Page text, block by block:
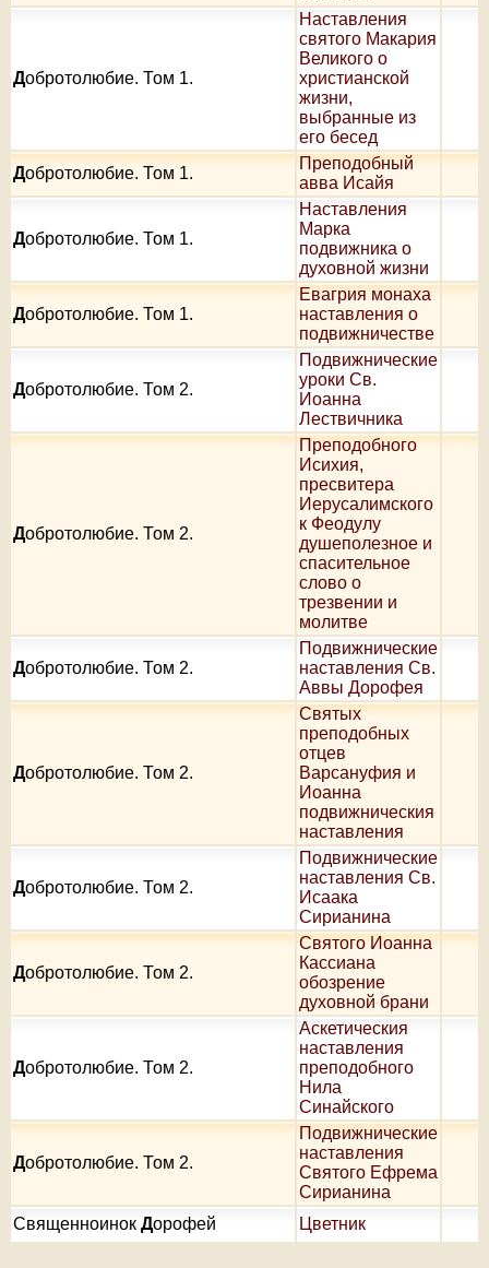
Добротолюбие. Том 1.
Наставления
святого Макария
Великого о
христианской
жизни,
выбранные из
его бесед
Добротолюбие. Том 1.
Преподобный
авва Исайя
Добротолюбие. Том 1.
Наставления
Марка
подвижника о
духовной жизни
Добротолюбие. Том 1.
Евагрия монаха
наставления о
подвижничестве
Добротолюбие. Том 2.
Подвижнические
уроки Св.
Иоанна
Лествичника
Добротолюбие. Том 2.
Преподобного
Исихия,
пресвитера
Иерусалимского
к Феодулу
душеполезное и
спасительное
слово о
трезвении и
молитве
Добротолюбие. Том 2.
Подвижнические
наставления Св.
Аввы Дорофея
Добротолюбие. Том 2.
Святых
преподобных
отцев
Варсануфия и
Иоанна
подвижническия
наставления
Добротолюбие. Том 2.
Подвижнические
наставления Св.
Исаака
Сирианина
Добротолюбие. Том 2.
Святого Иоанна
Кассиана
обозрение
духовной брани
Добротолюбие. Том 2.
Аскетическия
наставления
преподобного
Нила
Синайского
Добротолюбие. Том 2.
Подвижнические
наставления
Святого Ефрема
Сирианина
Священноинок Дорофей Цветник